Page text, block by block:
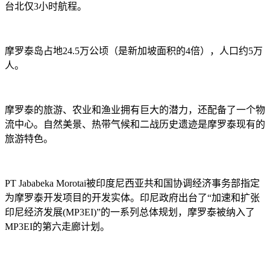
台北仅3小时航程。
摩罗泰岛占地24.5万公顷（是新加坡面积的4倍），人口约5万
人。
摩罗泰的旅游、农业和渔业拥有巨大的潜力，还配备了一个物
流中心。自然美景、热带气候和二战历史遗迹是摩罗泰现有的
旅游特色。
PT Jababeka Morotai被印度尼西亚共和国协调经济事务部指定
为摩罗泰开发项目的开发实体。印尼政府出台了“加速和扩张
印尼经济发展(MP3EI)”的一系列总体规划，摩罗泰被纳入了
MP3EI的第六走廊计划。